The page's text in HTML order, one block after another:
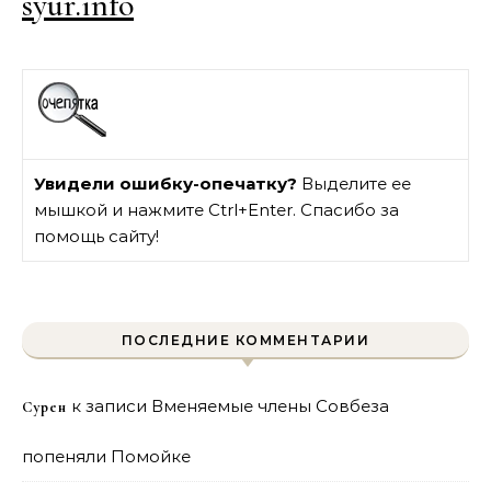
Увидели ошибку-опечатку? Выделите ее
мышкой и нажмите Ctrl+Enter. Спасибо за
помощь сайту!
ПОСЛЕДНИЕ КОММЕНТАРИИ
Сурен к записи Вменяемые члены Совбеза
попеняли Помойке